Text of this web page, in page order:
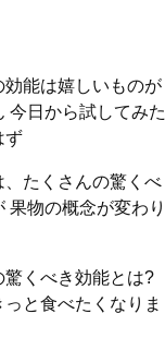
効能は嬉しいものが
今日から試してみた
ず
、たくさんの驚くべ
果物の概念が変わり
驚くべき効能とは?
と食べたくなりま